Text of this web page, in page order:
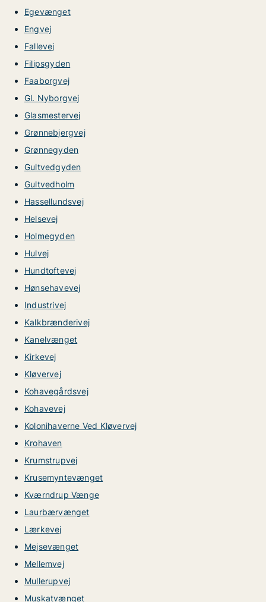
Egevænget
Engvej
Fallevej
Filipsgyden
Faaborgvej
Gl. Nyborgvej
Glasmestervej
Grønnebjergvej
Grønnegyden
Gultvedgyden
Gultvedholm
Hassellundsvej
Helsevej
Holmegyden
Hulvej
Hundtoftevej
Hønsehavevej
Industrivej
Kalkbrænderivej
Kanelvænget
Kirkevej
Kløvervej
Kohavegårdsvej
Kohavevej
Kolonihaverne Ved Kløvervej
Krohaven
Krumstrupvej
Krusemyntevænget
Kværndrup Vænge
Laurbærvænget
Lærkevej
Mejsevænget
Mellemvej
Mullerupvej
Muskatvænget